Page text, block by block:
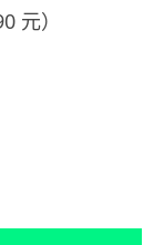
元）